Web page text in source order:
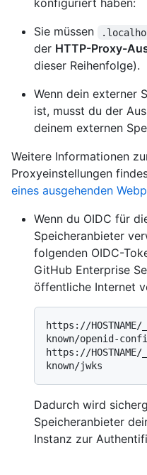
konfiguriert haben:
Sie müssen
der HTTP-Proxy-
dieser Reihenfolge).
Wenn dein externer
ist, musst du der
deinem externen
Weitere Informationen
Proxyeinstellungen
eines ausgehenden
Wenn du OIDC für
Speicheranbieter
folgenden OIDC-
GitHub Enterprise
öffentliche Internet
https://
known/openid-
https://
Dadurch wird
Speicheranbieter
Instanz zur